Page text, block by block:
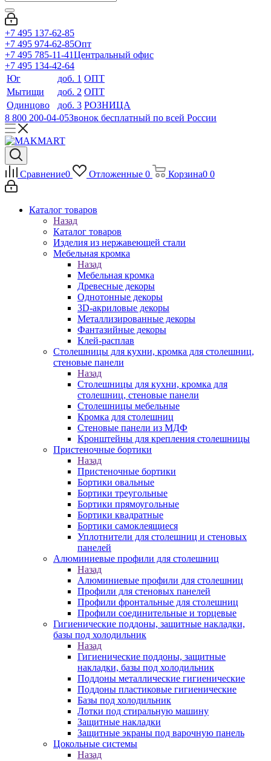
+7 495 137-62-85
+7 495 974-62-85Опт
+7 495 785-11-41Центральный офис
+7 495 134-42-64
Юг
доб. 1 ОПТ
Мытищи
доб. 2 ОПТ
Одинцово
доб. 3 РОЗНИЦА
8 800 200-04-05Звонок бесплатный по всей России
Сравнение0 Отложенные 0 Корзина0 0
Каталог товаров
Назад
Каталог товаров
Изделия из нержавеющей стали
Мебельная кромка
Назад
Мебельная кромка
Древесные декоры
Однотонные декоры
3D-акриловые декоры
Металлизированные декоры
Фантазийные декоры
Клей-расплав
Столешницы для кухни, кромка для столешниц,
стеновые панели
Назад
Столешницы для кухни, кромка для
столешниц, стеновые панели
Столешницы мебельные
Кромка для столешниц
Стеновые панели из МДФ
Кронштейны для крепления столешницы
Пристеночные бортики
Назад
Пристеночные бортики
Бортики овальные
Бортики треугольные
Бортики прямоугольные
Бортики квадратные
Бортики самоклеящиеся
Уплотнители для столешниц и стеновых
панелей
Алюминиевые профили для столешниц
Назад
Алюминиевые профили для столешниц
Профили для стеновых панелей
Профили фронтальные для столешниц
Профили соединительные и торцевые
Гигиенические поддоны, защитные накладки,
базы под холодильник
Назад
Гигиенические поддоны, защитные
накладки, базы под холодильник
Поддоны металлические гигиенические
Поддоны пластиковые гигиенические
Базы под холодильник
Лотки под стиральную машину
Защитные накладки
Защитные экраны под варочную панель
Цокольные системы
Назад